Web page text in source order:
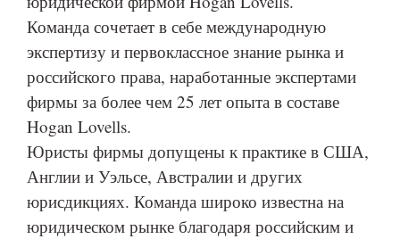
Команда сочетает в себе международную
экспертизу и первоклассное знание рынка и
российского права, наработанные экспертами
фирмы за более чем 25 лет опыта в составе
Hogan Lovells.
Юристы фирмы допущены к практике в США,
Англии и Уэльсе, Австралии и других
юрисдикциях. Команда широко известна на
юридическом рынке благодаря российским и